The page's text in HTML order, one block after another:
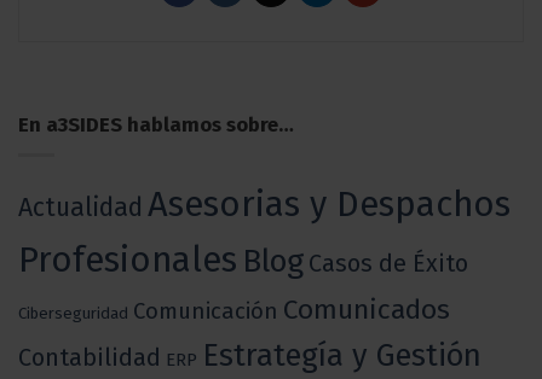
En a3SIDES hablamos sobre…
Actualidad Asesorias y Despachos
Profesionales Blog Casos de Éxito
Ciberseguridad Comunicación Comunicados
Contabilidad ERP Estrategía y Gestión